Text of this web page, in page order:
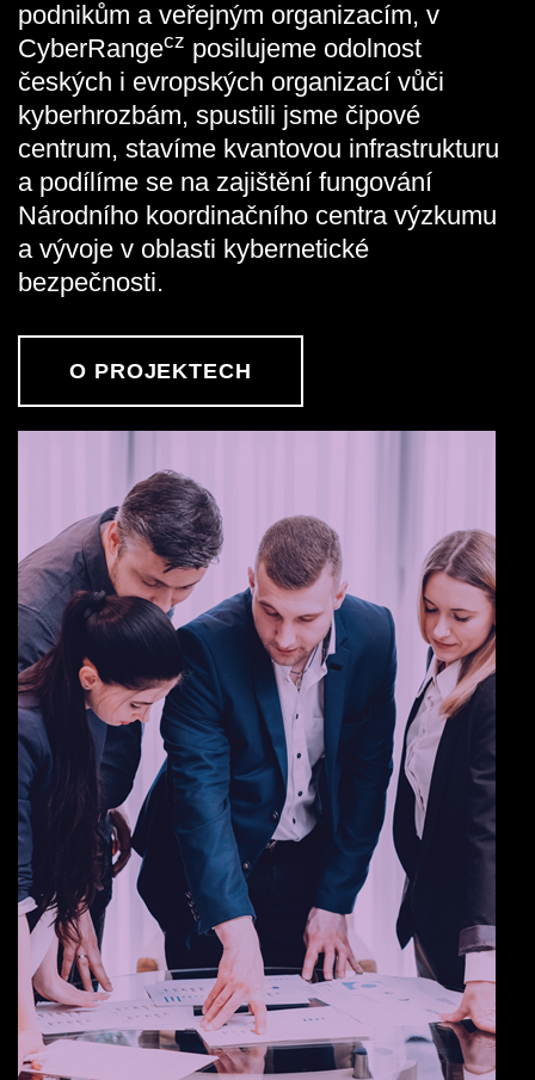
podnikům a veřejným organizacím, v
CyberRangecz posilujeme odolnost
českých i evropských organizací vůči
kyberhrozbám, spustili jsme čipové
centrum, stavíme kvantovou infrastrukturu
a podílíme se na zajištění fungování
Národního koordinačního centra výzkumu
a vývoje v oblasti kybernetické
bezpečnosti.
O PROJEKTECH